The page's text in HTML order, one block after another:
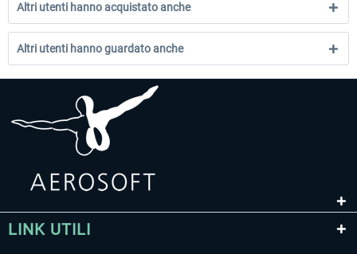
Altri utenti hanno acquistato anche
Altri utenti hanno guardato anche
LINK UTILI